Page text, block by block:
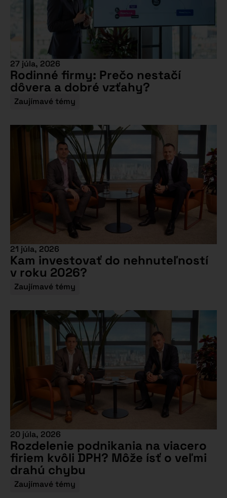
27 júla, 2026
Rodinné firmy: Prečo nestačí
dôvera a dobré vzťahy?
Zaujímavé témy
21 júla, 2026
Kam investovať do nehnuteľností
v roku 2026?
Zaujímavé témy
20 júla, 2026
Rozdelenie podnikania na viacero
firiem kvôli DPH? Môže ísť o veľmi
drahú chybu
Zaujímavé témy